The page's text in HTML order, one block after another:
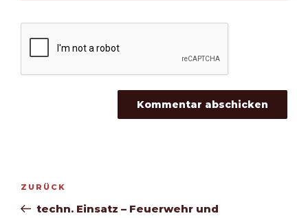
Beitragsnavigation
Vorheriger
Beitrag
ZURÜCK
techn. Einsatz – Feuerwehr und